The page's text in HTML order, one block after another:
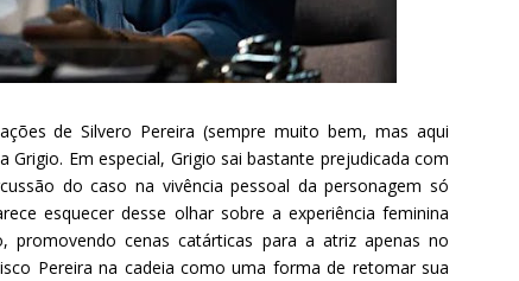
de Silvero Pereira (sempre muito bem, mas aqui
Grigio. Em especial, Grigio sai bastante prejudicada com
do caso na vivência pessoal da personagem só
esquecer desse olhar sobre a experiência feminina
cenas catárticas para a atriz apenas no
Pereira na cadeia como uma forma de retomar sua